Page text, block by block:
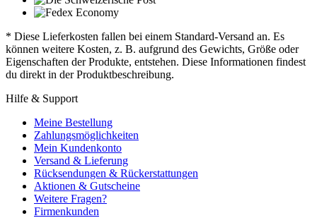
* Diese Lieferkosten fallen bei einem Standard-Versand an. Es
können weitere Kosten, z. B. aufgrund des Gewichts, Größe oder
Eigenschaften der Produkte, entstehen. Diese Informationen findest
du direkt in der Produktbeschreibung.
Hilfe & Support
Meine Bestellung
Zahlungsmöglichkeiten
Mein Kundenkonto
Versand & Lieferung
Rücksendungen & Rückerstattungen
Aktionen & Gutscheine
Weitere Fragen?
Firmenkunden